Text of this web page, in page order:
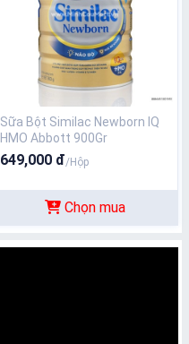
Sữa Bột Similac Newborn IQ
HMO Abbott 900Gr
649,000 đ/Hộp
Chọn mua